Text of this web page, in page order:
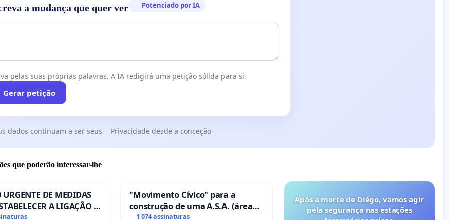
imediata da qualidade da água fornecida;
nas tarifas cobradas pela concessionária;
pelos danos causados aos moradores;
deAção Civil Pública
potável dentro dos padrões legais
revisão das tarifas abusivas
Indenização por danos coletivos
de um cenário em que a população está sendo
a mudança que quer ver Potenciado por IA
pelas suas próprias palavras. A IA redigirá uma petição sólida para si.
Gerar petição
dados continuam a ser seus Privacidade desde a conceção
que poderão interessar-lhe
DE MEDIDAS
A LIGAÇÃO -
"Movimento Cívico" para a
construção de uma A.S.A. (área
1 074 assinaturas
Após a morte de Diégo, vamos agir
pela segurança nas estações